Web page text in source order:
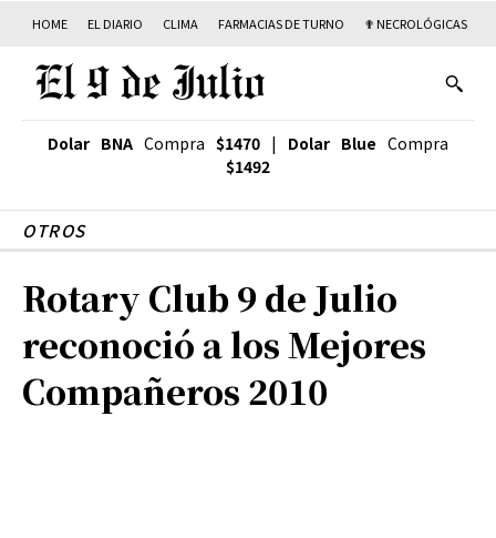
HOME EL DIARIO CLIMA FARMACIAS DE TURNO ✟ NECROLÓGICAS
Dolar BNA Compra $1470 | Dolar Blue Compra
$1492
OTROS
Rotary Club 9 de Julio
reconoció a los Mejores
Compañeros 2010